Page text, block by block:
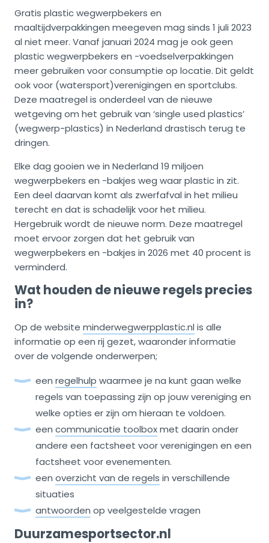
Gratis plastic wegwerpbekers en
maaltijdverpakkingen meegeven mag sinds 1 juli 2023
al niet meer. Vanaf januari 2024 mag je ook geen
plastic wegwerpbekers en -voedselverpakkingen
meer gebruiken voor consumptie op locatie. Dit geldt
ook voor (watersport)verenigingen en sportclubs.
Deze maatregel is onderdeel van de nieuwe
wetgeving om het gebruik van ‘single used plastics’
(wegwerp-plastics) in Nederland drastisch terug te
dringen.
Elke dag gooien we in Nederland 19 miljoen
wegwerpbekers en -bakjes weg waar plastic in zit.
Een deel daarvan komt als zwerfafval in het milieu
terecht en dat is schadelijk voor het milieu.
Hergebruik wordt de nieuwe norm. Deze maatregel
moet ervoor zorgen dat het gebruik van
wegwerpbekers en -bakjes in 2026 met 40 procent is
verminderd.
Wat houden de nieuwe regels precies
in?
Op de website minderwegwerpplastic.nl is alle
informatie op een rij gezet, waaronder informatie
over de volgende onderwerpen;
een regelhulp waarmee je na kunt gaan welke
regels van toepassing zijn op jouw vereniging en
welke opties er zijn om hieraan te voldoen.
een communicatie toolboxmet daarin onder
andere een factsheet voor verenigingen en een
factsheet voor evenementen.
een overzicht van de regels in verschillende
situaties
antwoorden op veelgestelde vragen
Duurzamesportsector.nl